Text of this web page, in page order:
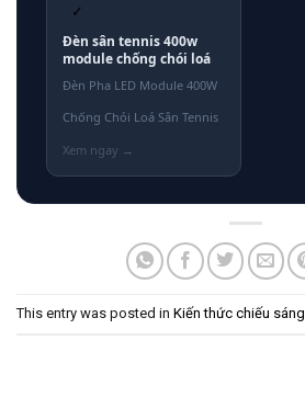
✓
Đèn sân tennis 400w
module chống chói loá
Đèn Pha LED Module 400W
Chống Chói Loá Sân Tennis
This entry was posted in Kiến thức chiếu sáng